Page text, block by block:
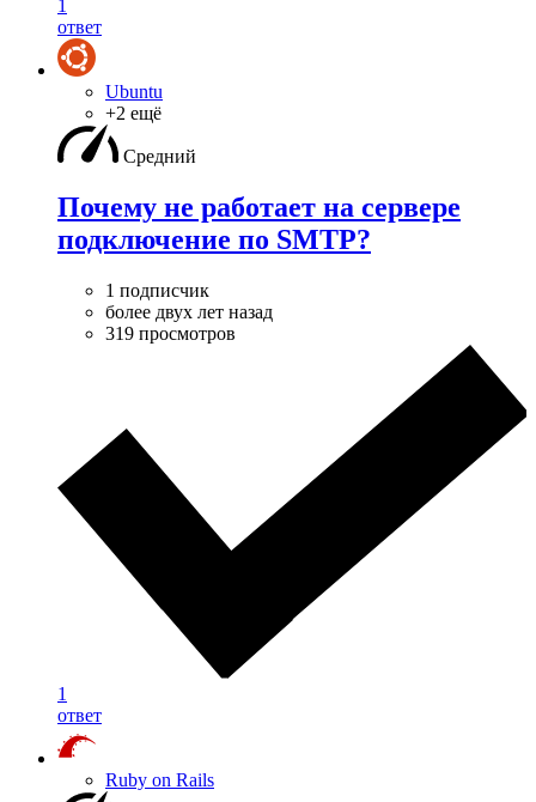
1
ответ
Ubuntu
+2 ещё
Средний
Почему не работает на сервере
подключение по SMTP?
1 подписчик
более двух лет назад
319 просмотров
1
ответ
Ruby on Rails